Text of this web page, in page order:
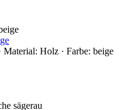
Material: Holz · Farbe: beige